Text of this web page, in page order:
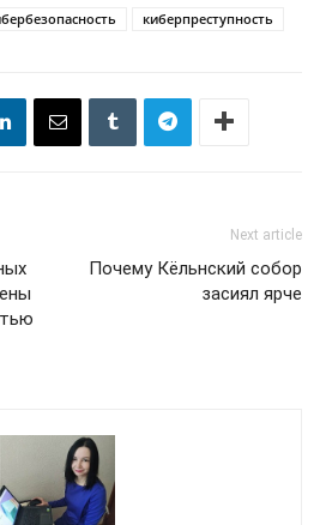
киберпреступность
Next article
Почему Кёльнский собор
засиял ярче